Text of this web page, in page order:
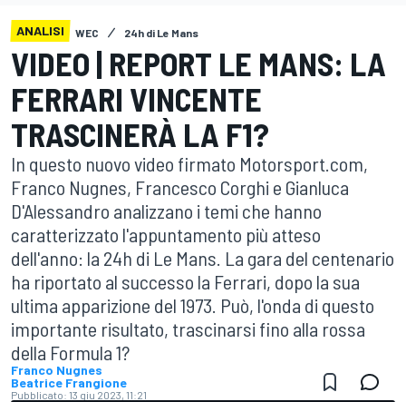
ANALISI WEC 24h di Le Mans
VIDEO | REPORT LE MANS: LA
FERRARI VINCENTE
TRASCINERÀ LA F1?
In questo nuovo video firmato Motorsport.com,
Franco Nugnes, Francesco Corghi e Gianluca
D'Alessandro analizzano i temi che hanno
caratterizzato l'appuntamento più atteso
dell'anno: la 24h di Le Mans. La gara del centenario
ha riportato al successo la Ferrari, dopo la sua
ultima apparizione del 1973. Può, l'onda di questo
importante risultato, trascinarsi fino alla rossa
della Formula 1?
Franco Nugnes
Beatrice Frangione
Pubblicato: 13 giu 2023, 11:21